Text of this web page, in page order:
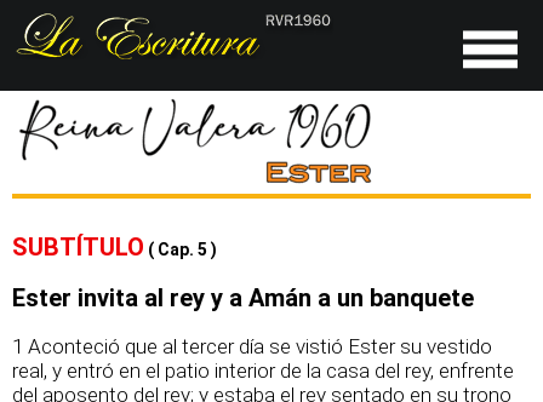
SUBTÍTULO ( Cap. 5 )
Ester invita al rey y a Amán a un banquete
1 Aconteció que al tercer día se vistió Ester su vestido
real, y entró en el patio interior de la casa del rey, enfrente
del aposento del rey; y estaba el rey sentado en su trono